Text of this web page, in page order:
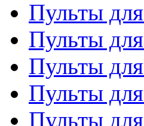
Пульты
Пульты
Пульты
Пульты
Пульты